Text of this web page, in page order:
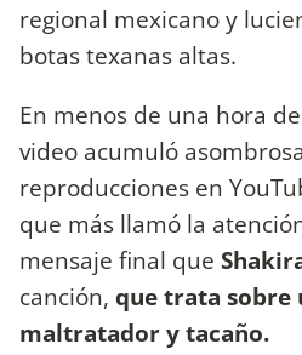
regional mexicano y
botas texanas altas.
En menos de una hora
video acumuló
reproducciones en
que más llamó la
mensaje final que
canción, que trata sobre
maltratador y tacaño.